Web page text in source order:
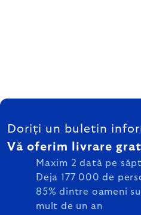
SUBSOL
Doriți un buletin
Vă oferim livrare
Maxim 2 dată pe
Deja 177 000 de
85% dintre oameni
mult de un an